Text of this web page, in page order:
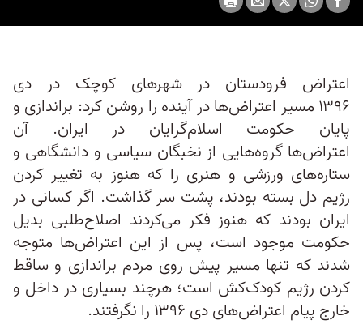
اعتراض‌ فرودستان در شهرهای کوچک در دی
۱۳۹۶ مسیر اعتراض‌ها در آینده را روشن کرد: براندازی و
پایان حکومت اسلام‌گرایان در ایران. آن
اعتراض‌ها گروه‌هایی از نخبگان سیاسی و دانشگاهی و
ستاره‌های ورزشی و هنری را که هنوز به تغییر کردن
رژیم دل بسته بودند، پشت سر گذاشت. اگر کسانی در
ایران بودند که هنوز فکر می‌کردند اصلاح‌طلبی بدیل
حکومت موجود است، پس از این اعتراض‌ها متوجه
شدند که تنها مسیر پیش روی مردم براندازی و ساقط
کردن رژیم کودک‌کش است؛ هرچند بسیاری در داخل و
خارج پیام اعتراض‌های دی ۱۳۹۶ را نگرفتند.